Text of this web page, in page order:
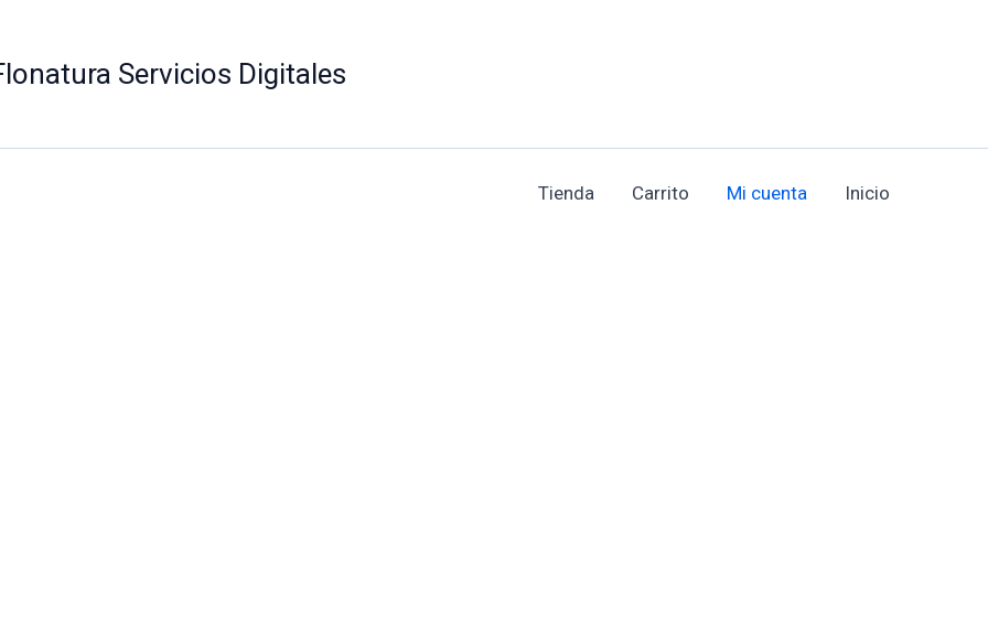
Servicios Digitales
Tienda Carrito Mi cuenta Inicio